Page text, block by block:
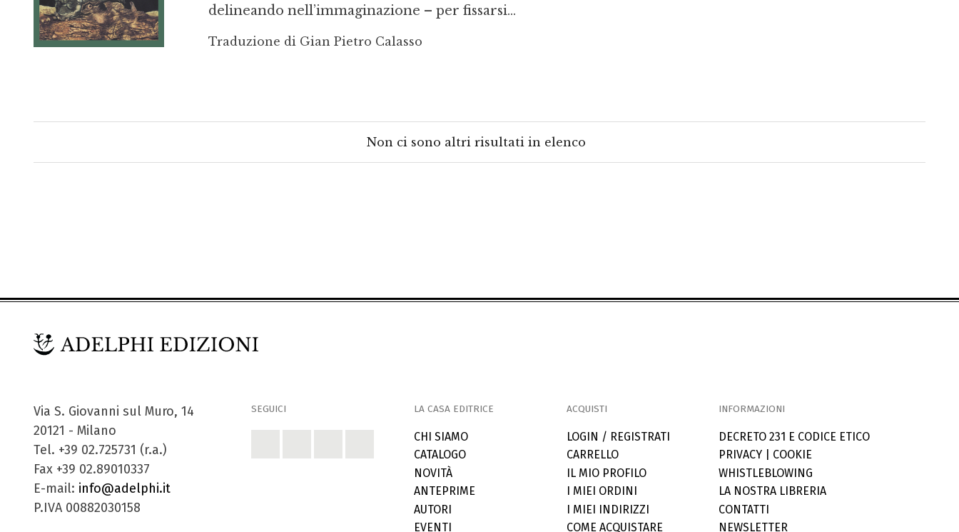
delineando nell’immaginazione – per fissarsi...
Traduzione di Gian Pietro Calasso
Non ci sono altri risultati in elenco
Via S. Giovanni sul Muro, 14
20121 - Milano
Tel. +39 02.725731 (r.a.)
Fax +39 02.89010337
E-mail: info@adelphi.it
P.IVA 00882030158
SEGUICI LA CASA EDITRICE
CHI SIAMO
CATALOGO
NOVITÀ
ANTEPRIME
AUTORI
EVENTI
ACQUISTI
LOGIN / REGISTRATI
CARRELLO
IL MIO PROFILO
I MIEI ORDINI
I MIEI INDIRIZZI
COME ACQUISTARE
INFORMAZIONI
DECRETO 231 E CODICE ETICO
PRIVACY| COOKIE
WHISTLEBLOWING
LA NOSTRA LIBRERIA
CONTATTI
NEWSLETTER